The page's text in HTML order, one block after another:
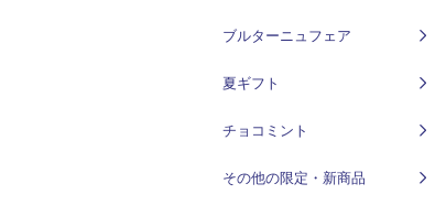
ブルターニュフェア
夏ギフト
チョコミント
その他の限定・新商品